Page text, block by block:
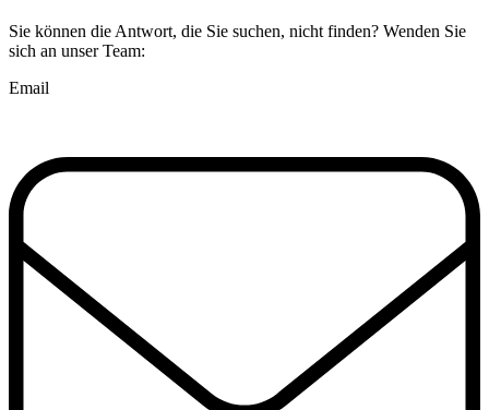
Sie können die Antwort, die Sie suchen, nicht finden? Wenden Sie
sich an unser Team:
Email